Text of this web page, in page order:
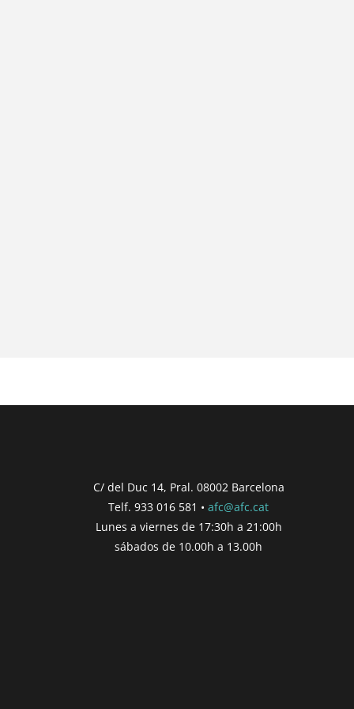
C/ del Duc 14, Pral. 08002 Barcelona
Telf. 933 016 581 •afc@afc.cat
Lunes a viernes de 17:30h a 21:00h
sábados de 10.00h a 13.00h